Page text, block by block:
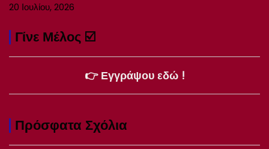
20 Ιουλίου, 2026
Γίνε Μέλος ☑️
👉 Εγγράψου εδώ !
Πρόσφατα Σχόλια